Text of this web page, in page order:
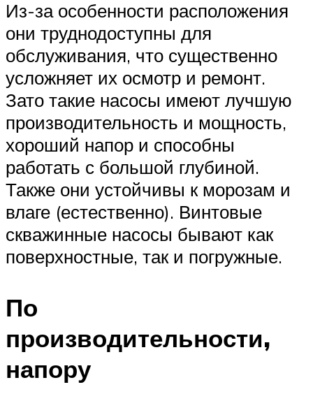
Из-за особенности расположения
они труднодоступны для
обслуживания, что существенно
усложняет их осмотр и ремонт.
Зато такие насосы имеют лучшую
производительность и мощность,
хороший напор и способны
работать с большой глубиной.
Также они устойчивы к морозам и
влаге (естественно). Винтовые
скважинные насосы бывают как
поверхностные, так и погружные.
По
производительности,
напору